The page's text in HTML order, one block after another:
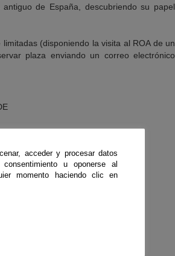
de España, descubriendo su papel
(disponiendo la visita al ROA de un
plaza enviando un correo electrónico
(AEE), el Observatorio
de la región
acceder y procesar datos
u oponerse al
momento haciendo clic en